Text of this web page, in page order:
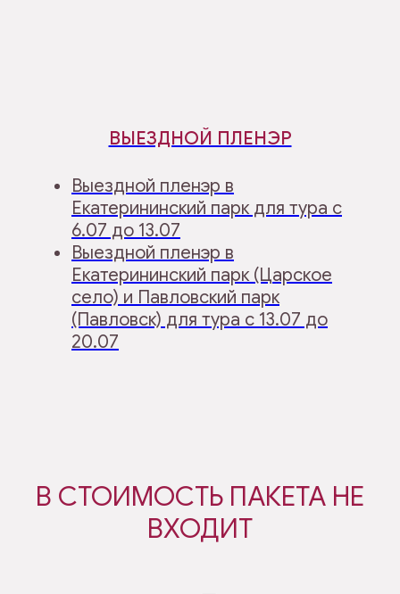
ВЫЕЗДНОЙ ПЛЕНЭР
Выездной пленэр в
Екатерининский парк для тура с
6.07 до 13.07
Выездной пленэр в
Екатерининский парк (Царское
село) и Павловский парк
(Павловск) для тура с 13.07 до
20.07
В СТОИМОСТЬ ПАКЕТА НЕ
ВХОДИТ